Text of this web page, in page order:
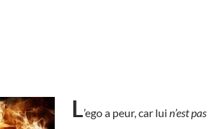
L’ego a peur, car lui n’est pas